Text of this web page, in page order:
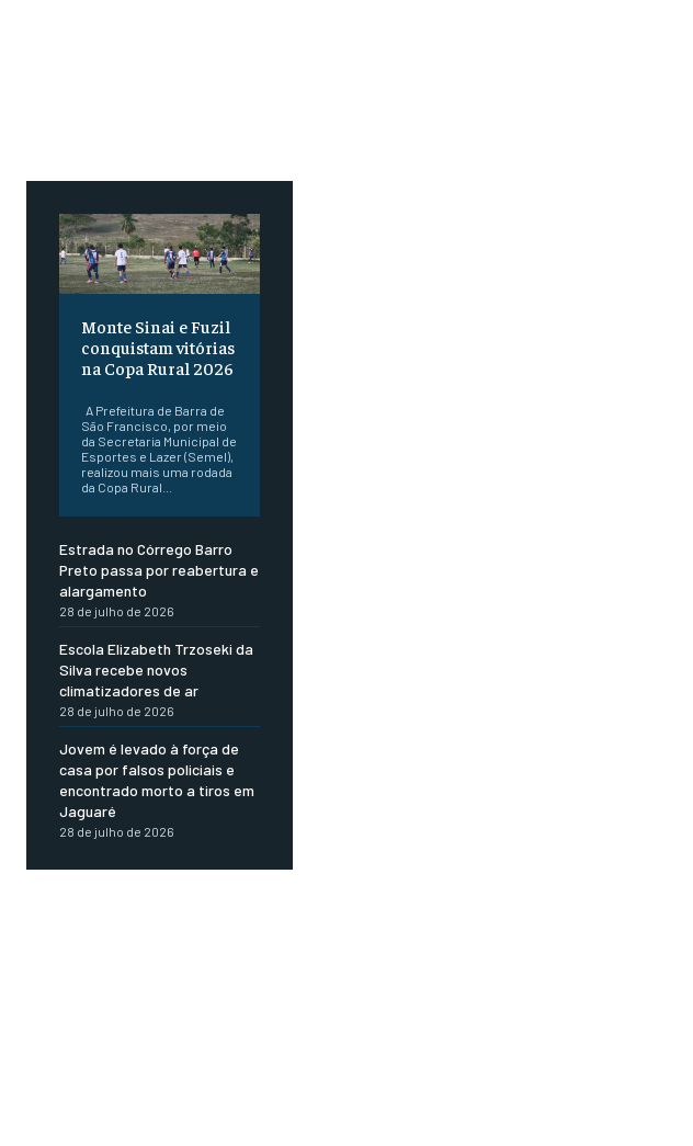
Monte Sinai e Fuzil
conquistam vitórias
na Copa Rural 2026
A Prefeitura de Barra de
São Francisco, por meio
da Secretaria Municipal de
Esportes e Lazer (Semel),
realizou mais uma rodada
da Copa Rural...
Estrada no Córrego Barro
Preto passa por reabertura e
alargamento
28 de julho de 2026
Escola Elizabeth Trzoseki da
Silva recebe novos
climatizadores de ar
28 de julho de 2026
Jovem é levado à força de
casa por falsos policiais e
encontrado morto a tiros em
Jaguaré
28 de julho de 2026